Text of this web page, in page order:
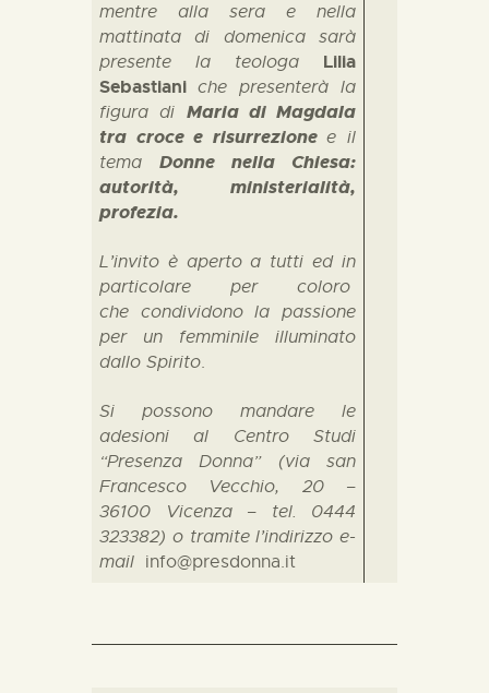
mentre alla sera e nella
mattinata di domenica sarà
presente la teologa Lilia
Sebastiani che presenterà la
figura di Maria di Magdala
tra croce e risurrezionee il
tema Donne nella Chiesa:
autorità, ministerialità,
profezia.
L’invito è aperto a tutti ed in
particolare per coloro
che condividono la passione
per un femminile illuminato
dallo Spirito.
Si possono mandare le
adesioni al Centro Studi
“Presenza Donna” (via san
Francesco Vecchio, 20 –
36100 Vicenza – tel. 0444
323382) o tramite l’indirizzo e-
mail info@presdonna.it